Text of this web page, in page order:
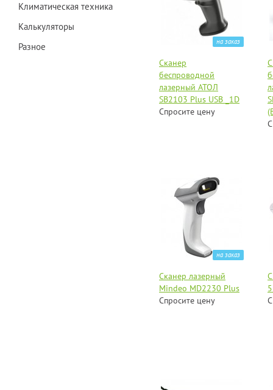
Климатическая техника
Калькуляторы
Разное
Сканер
беспроводной
лазерный АТОЛ
SB2103 Plus USB _1D
на заказ
Спросите цену
Сканер лазерный
Mindeo MD2230 Plus
на заказ
Спросите цену